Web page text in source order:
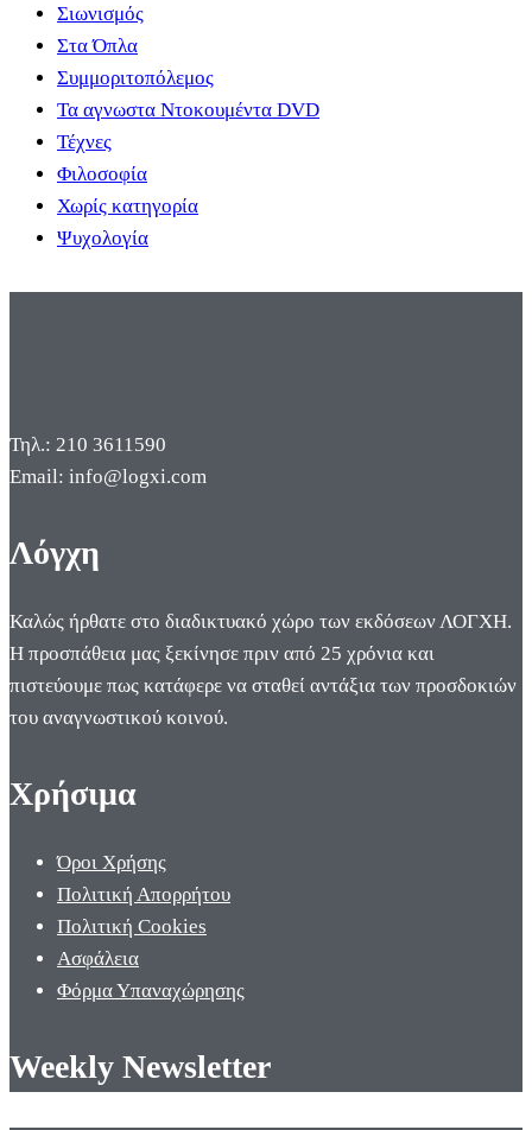
Σιωνισμός
Στα Όπλα
Συμμοριτοπόλεμος
Τα αγνωστα Ντοκουμέντα DVD
Τέχνες
Φιλοσοφία
Χωρίς κατηγορία
Ψυχολογία
Τηλ.: 210 3611590
Email: info@logxi.com
Λόγχη
Καλώς ήρθατε στο διαδικτυακό χώρο των εκδόσεων ΛΟΓΧΗ.
Η προσπάθεια μας ξεκίνησε πριν από 25 χρόνια και
πιστεύουμε πως κατάφερε να σταθεί αντάξια των προσδοκιών
του αναγνωστικού κοινού.
Χρήσιμα
Όροι Χρήσης
Πολιτική Απορρήτου
Πολιτική Cookies
Ασφάλεια
Φόρμα Υπαναχώρησης
Weekly Newsletter